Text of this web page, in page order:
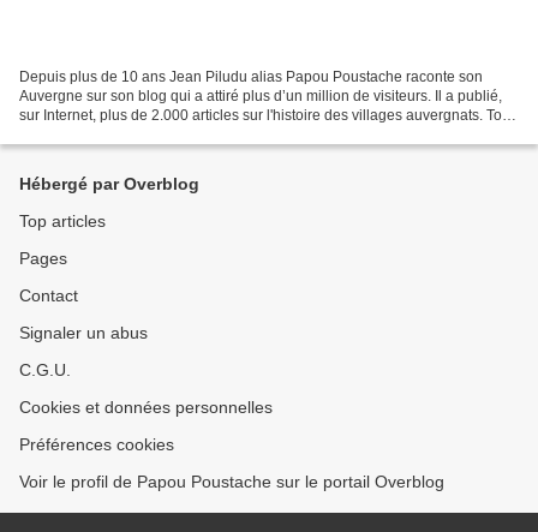
Depuis plus de 10 ans Jean Piludu alias Papou Poustache raconte son
Auvergne sur son blog qui a attiré plus d’un million de visiteurs. Il a publié,
sur Internet, plus de 2.000 articles sur l'histoire des villages auvergnats. Tout
Hébergé par Overblog
Top articles
Pages
Contact
Signaler un abus
C.G.U.
Cookies et données personnelles
Préférences cookies
Voir le profil de Papou Poustache sur le portail Overblog